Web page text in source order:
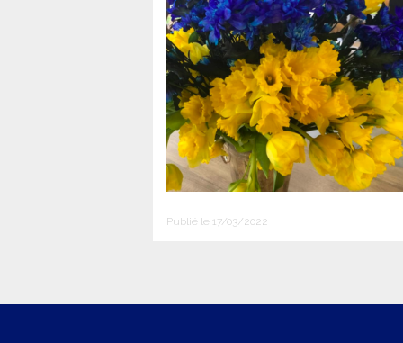
Publié le 17/03/2022